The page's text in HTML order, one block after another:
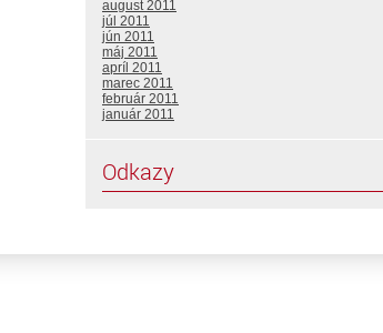
august 2011
júl 2011
jún 2011
máj 2011
apríl 2011
marec 2011
február 2011
január 2011
Odkazy